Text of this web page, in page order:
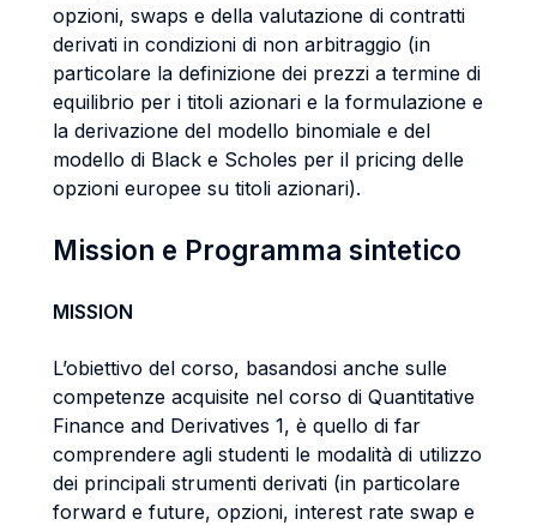
opzioni, swaps e della valutazione di contratti
derivati in condizioni di non arbitraggio (in
particolare la definizione dei prezzi a termine di
equilibrio per i titoli azionari e la formulazione e
la derivazione del modello binomiale e del
modello di Black e Scholes per il pricing delle
opzioni europee su titoli azionari).
Mission e Programma sintetico
MISSION
L’obiettivo del corso, basandosi anche sulle
competenze acquisite nel corso di Quantitative
Finance and Derivatives 1, è quello di far
comprendere agli studenti le modalità di utilizzo
dei principali strumenti derivati (in particolare
forward e future, opzioni, interest rate swap e